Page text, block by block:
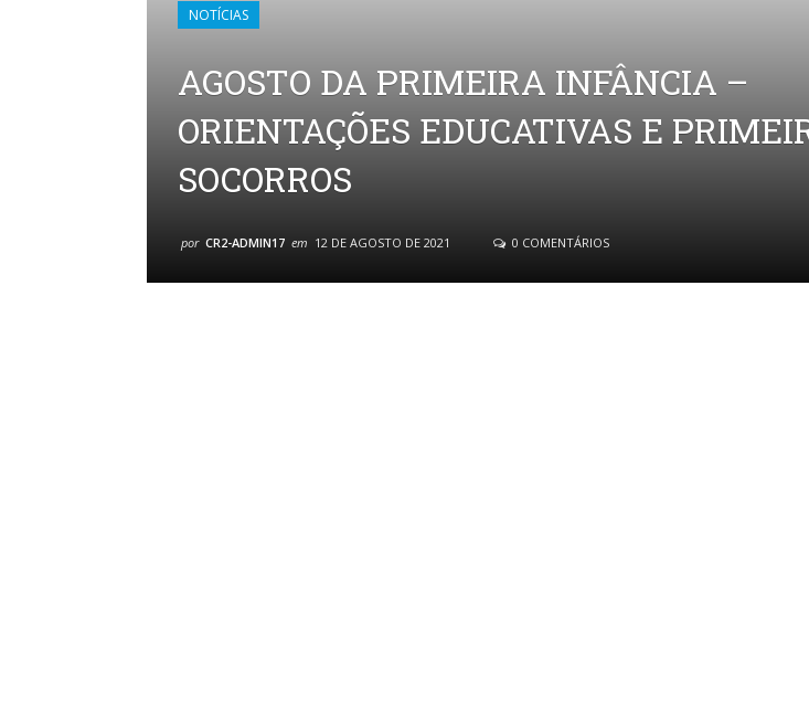
NOTÍCIAS
AGOSTO DA PRIMEIRA INFÂNCIA –
ORIENTAÇÕES EDUCATIVAS E
SOCORROS
por CR2-ADMIN17 em 12 DE AGOSTO DE 2021 0 COMENTÁRIOS